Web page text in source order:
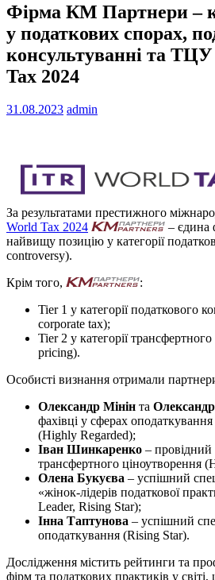
Фірма КМ Партнери –
у податкових спорах,
консультуванні та
Tax 2024
31.08.2023 admin
За результатами престижного
World Tax 2024
– єдина
найвищу позицію у категорії
controversy).
Крім того,
:
Tier 1 у категорії податкового
corporate tax);
Tier 2 у категорії
pricing).
Особисті визнання отримали
Олександр Мінін та
фахівці у сферах
(Highly Regarded);
Іван Шинкаренко – провідний
трансфертного ціноутворення
Олена Букуєва – успішний
«жінок-лідерів податкової
Leader, Rising Star);
Інна Таптунова – успішний
оподаткування (Rising Star).
Дослідження містить рейтинги та
фірм та податкових практиків у